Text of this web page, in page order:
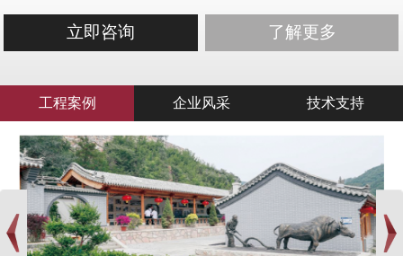
立即咨询 了解更多
工程案例 企业风采 技术支持